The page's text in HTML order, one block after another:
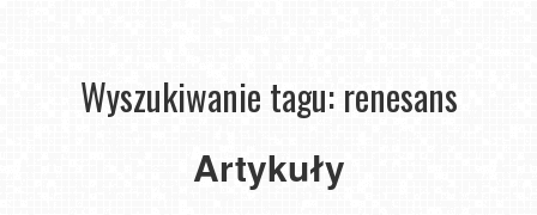
Wyszukiwanie tagu: renesans
Artykuły
zamków
Wielkopolski,